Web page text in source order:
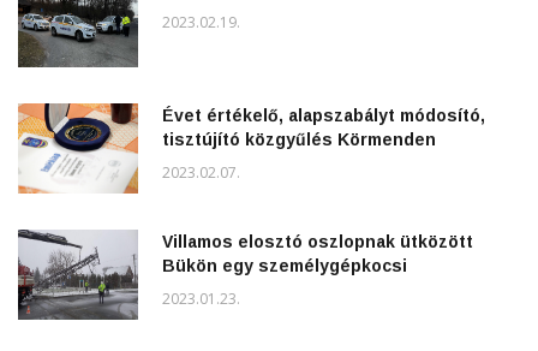
2023.02.19.
Évet értékelő, alapszabályt módosító,
tisztújító közgyűlés Körmenden
2023.02.07.
Villamos elosztó oszlopnak ütközött
Bükön egy személygépkocsi
2023.01.23.